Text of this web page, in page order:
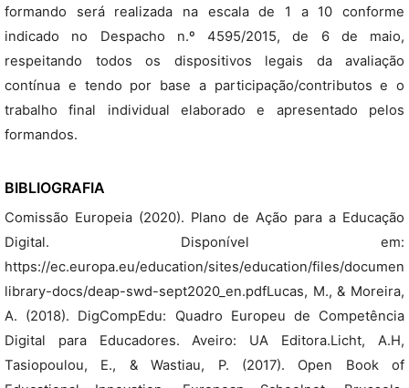
formando será realizada na escala de 1 a 10 conforme
indicado no Despacho n.º 4595/2015, de 6 de maio,
respeitando todos os dispositivos legais da avaliação
contínua e tendo por base a participação/contributos e o
trabalho final individual elaborado e apresentado pelos
formandos.
BIBLIOGRAFIA
Comissão Europeia (2020). Plano de Ação para a Educação
Digital. Disponível em:
https://ec.europa.eu/education/sites/education/files/
library-docs/deap-swd-sept2020_en.pdfLucas, M., & Moreira,
A. (2018). DigCompEdu: Quadro Europeu de Competência
Digital para Educadores. Aveiro: UA Editora.Licht, A.H,
Tasiopoulou, E., & Wastiau, P. (2017). Open Book of